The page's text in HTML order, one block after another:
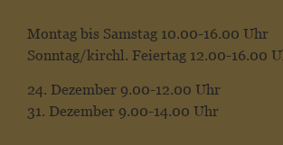
Montag bis Samstag 10.00-16.00 Uhr
Sonntag/kirchl. Feiertag 12.00-16.00
24. Dezember 9.00-12.00 Uhr
31. Dezember 9.00-14.00 Uhr